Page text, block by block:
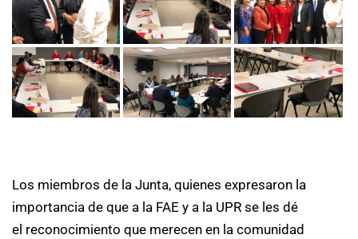
Los miembros de la Junta, quienes expresaron la
importancia de que a la FAE y a la UPR se les dé
el reconocimiento que merecen en la comunidad